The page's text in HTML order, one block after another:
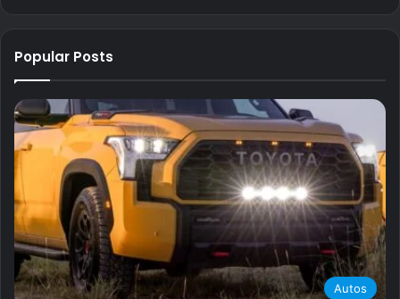
Popular Posts
Autos